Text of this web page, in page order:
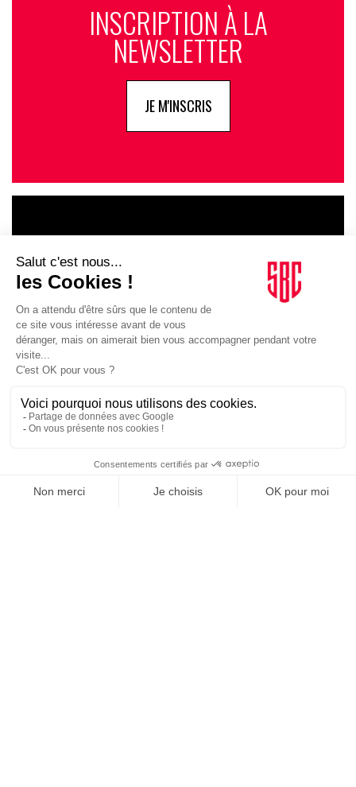
INSCRIPTION À LA
NEWSLETTER
JE M'INSCRIS
INFLUENCIA
JE DÉCOUVRE LE GROUPE
SUIVEZ-NOUS